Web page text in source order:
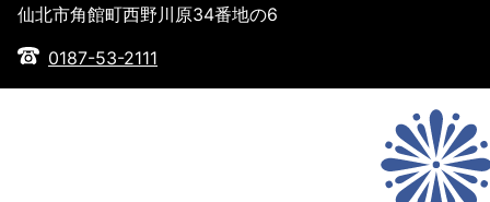
仙北市角館町西野川原34番地の6
0187-53-2111